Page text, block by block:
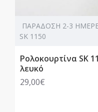
ΠΑΡΑΔΟΣΗ 2-3
SK 1150
Ρολοκουρτίνα SK
λευκό
29,00€